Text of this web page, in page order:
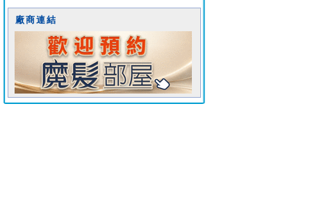
廠商連結